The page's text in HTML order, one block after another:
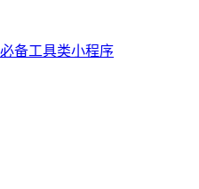
备工具类小程序